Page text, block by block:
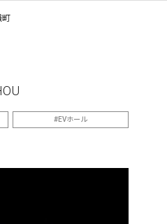
町
EVホール